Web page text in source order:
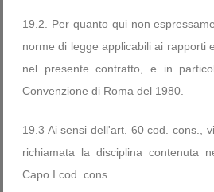
19.2. Per quanto qui non
norme di legge applicabili ai rapporti
nel presente contratto, e in
Convenzione di Roma del 1980.
19.3 Ai sensi dell'art. 60 cod. cons.,
richiamata la disciplina contenuta
Capo I cod. cons.